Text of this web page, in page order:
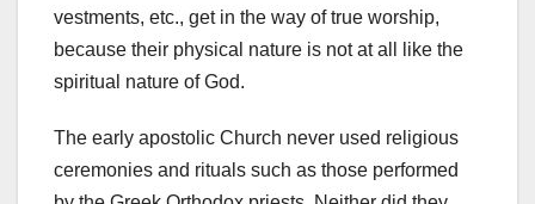
vestments, etc., get in the way of true worship,
because their physical nature is not at all like the
spiritual nature of God.
The early apostolic Church never used religious
ceremonies and rituals such as those performed